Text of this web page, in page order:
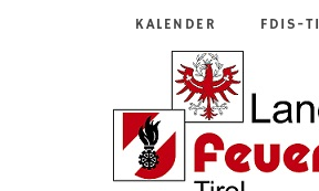
KALENDER FDIS-